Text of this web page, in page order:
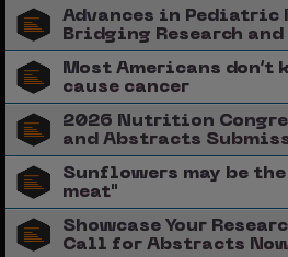
Advances in
Bridging Research
Most Americans don’t
cause cancer
2026 Nutrition
and Abstracts
Sunflowers may be
meat"
Showcase Your
Call for Abstracts Now